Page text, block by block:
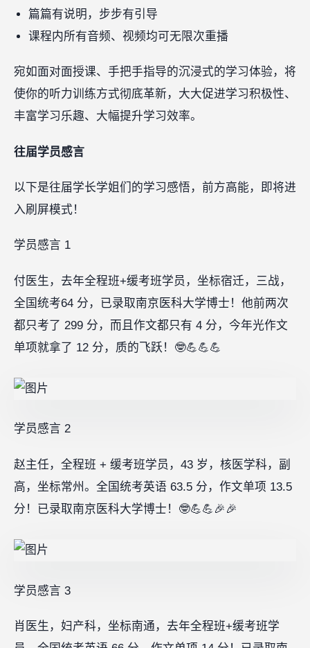
篇篇有说明，步步有引导
课程内所有音频、视频均可无限次重播
宛如面对面授课、手把手指导的沉浸式的学习体验，将
使你的听力训练方式彻底革新，大大促进学习积极性、
丰富学习乐趣、大幅提升学习效率。
往届学员感言
以下是往届学长学姐们的学习感悟，前方高能，即将进
入刷屏模式！
学员感言 1
付医生，去年全程班+缓考班学员，坐标宿迁，三战，
全国统考64 分，已录取南京医科大学博士！他前两次
都只考了 299 分，而且作文都只有 4 分，今年光作文
单项就拿了 12 分，质的飞跃！🤓💪💪💪
学员感言 2‍
赵主任，全程班 + 缓考班学员，43 岁，核医学科，副
高，坐标常州。全国统考英语 63.5 分，作文单项 13.5
分！已录取南京医科大学博士！🤓💪💪🎉🎉
学员感言 3‍
肖医生，妇产科，坐标南通，去年全程班+缓考班学